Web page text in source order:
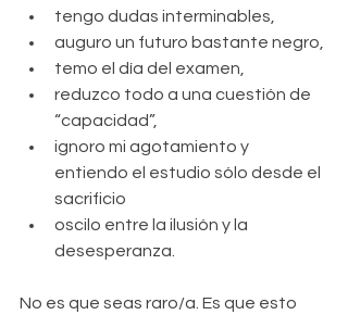
tengo dudas interminables,
auguro un futuro bastante negro,
temo el día del examen,
reduzco todo a una cuestión de
“capacidad”,
ignoro mi agotamiento y
entiendo el estudio sólo desde el
sacrificio
oscilo entre la ilusión y la
desesperanza.
No es que seas raro/a. Es que esto